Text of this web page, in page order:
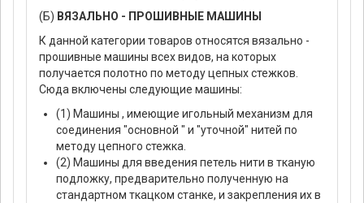
(Б) ВЯЗАЛЬНО - ПРОШИВНЫЕ МАШИНЫ
К данной категории товаров относятся вязально -
прошивные машины всех видов, на которых
получается полотно по методу цепных стежков.
Сюда включены следующие машины:
(1) Машины , имеющие игольный механизм для
соединения "основной " и "уточной" нитей по
методу цепного стежка.
(2) Машины для введения петель нити в тканую
подложку, предварительно полученную на
стандартном ткацком станке, и закрепления их в